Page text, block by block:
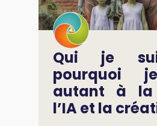
Qui je
pourquoi
autant à la
l’IA et la